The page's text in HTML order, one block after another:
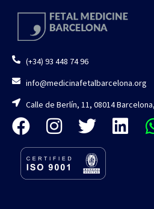
(+34) 93 448 74 96
info@medicinafetalbarcelona.org
Calle de Berlín, 11, 08014